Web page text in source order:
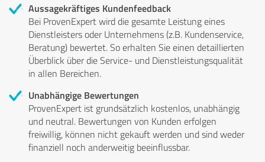
Aussagekräftiges Kundenfeedback
Bei ProvenExpert wird die gesamte Leistung eines
Dienstleisters oder Unternehmens (z.B. Kundenservice,
Beratung) bewertet. So erhalten Sie einen detaillierten
Überblick über die Service- und Dienstleistungsqualität
in allen Bereichen.
Unabhängige Bewertungen
ProvenExpert ist grundsätzlich kostenlos, unabhängig
und neutral. Bewertungen von Kunden erfolgen
freiwillig, können nicht gekauft werden und sind weder
finanziell noch anderweitig beeinflussbar.